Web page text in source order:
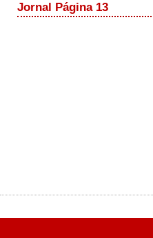
Jornal Página 13